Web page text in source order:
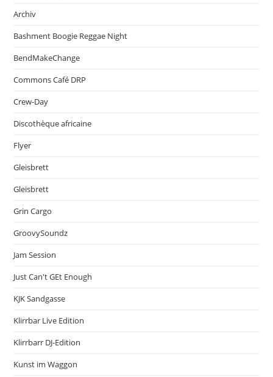
Archiv
Bashment Boogie Reggae Night
BendMakeChange
Commons Café DRP
Crew-Day
Discothèque africaine
Flyer
Gleisbrett
Gleisbrett
Grin Cargo
GroovySoundz
Jam Session
Just Can't GEt Enough
KJK Sandgasse
Klirrbar Live Edition
Klirrbarr DJ-Edition
Kunst im Waggon